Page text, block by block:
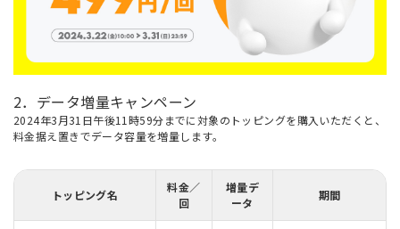
2．データ増量キャンペーン
2024年3月31日午後11時59分までに対象のトッピングを購入いただくと、
料金据え置きでデータ容量を増量します。
トッピング名
料金／
回
増量デ
ータ
期間